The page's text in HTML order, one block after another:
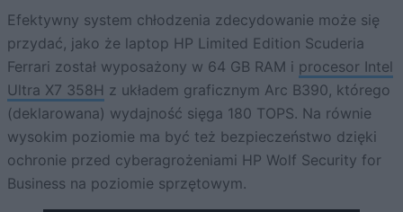
Efektywny system chłodzenia zdecydowanie może się
przydać, jako że laptop HP Limited Edition Scuderia
Ferrari został wyposażony w 64 GB RAM i procesor Intel
Ultra X7 358H z układem graficznym Arc B390, którego
(deklarowana) wydajność sięga 180 TOPS. Na równie
wysokim poziomie ma być też bezpieczeństwo dzięki
ochronie przed cyberagrożeniami HP Wolf Security for
Business na poziomie sprzętowym.